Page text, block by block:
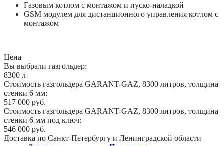
Газовым котлом с монтажом и пуско-наладкой
GSM модулем для дистанционного управления котлом с
монтажом
Цена
Вы выбрали газгольдер:
8300 л
Стоимость газгольдера GARANT-GAZ, 8300 литров, толщина
стенки 6 мм:
517 000 руб.
Стоимость газгольдера GARANT-GAZ, 8300 литров, толщина
стенки 6 мм под ключ:
546 000 руб.
Доставка по Санкт-Петербургу и Ленинградской области